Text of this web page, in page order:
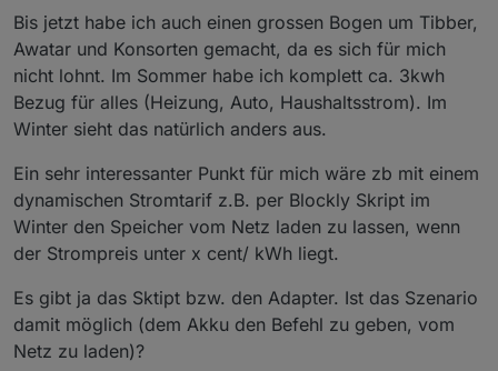
Bis jetzt habe ich auch einen grossen Bogen um Tibber,
Awatar und Konsorten gemacht, da es sich für mich
nicht lohnt. Im Sommer habe ich komplett ca. 3kwh
Bezug für alles (Heizung, Auto, Haushaltsstrom). Im
Winter sieht das natürlich anders aus.
Ein sehr interessanter Punkt für mich wäre zb mit einem
dynamischen Stromtarif z.B. per Blockly Skript im
Winter den Speicher vom Netz laden zu lassen, wenn
der Strompreis unter x cent/ kWh liegt.
Es gibt ja das Sktipt bzw. den Adapter. Ist das Szenario
damit möglich (dem Akku den Befehl zu geben, vom
Netz zu laden)?